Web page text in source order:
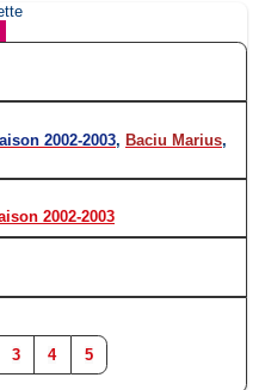
2002-2003, Baciu Marius,
2002-2003
3 4 5